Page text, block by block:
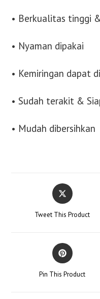
• Berkualitas tinggi
• Nyaman dipakai
• Kemiringan dapat
• Sudah terakit &
• Mudah dibersihkan
Opens
in
new
Tweet This Product
Opens
in
new
Pin This Product